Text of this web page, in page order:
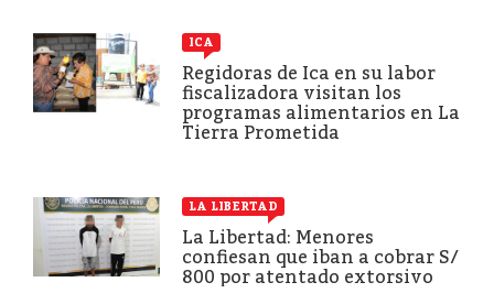
ICA
Regidoras de Ica en su labor
fiscalizadora visitan los
programas alimentarios en La
Tierra Prometida
LA LIBERTAD
La Libertad: Menores
confiesan que iban a cobrar S/
800 por atentado extorsivo